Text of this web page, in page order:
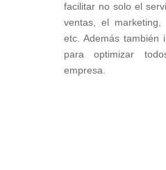
facilitar no solo el
ventas, el
etc. Además también
para optimizar
empresa.